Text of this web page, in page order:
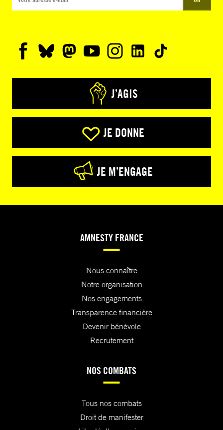
J’AGIS
JE DONNE
JE M’ENGAGE
AMNESTY FRANCE
Nous connaître
Notre organisation
Nos engagements
Transparence financière
Devenir bénévole
Recrutement
NOS COMBATS
Tous nos combats
Droit de manifester